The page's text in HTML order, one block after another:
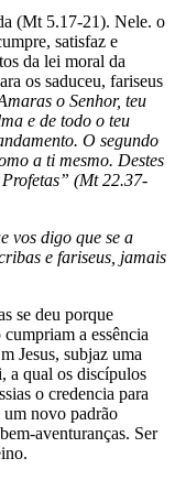
(Mt 5.17-21). Nele. o
satisfaz e
da lei moral da
os saduceu, fariseus
o Senhor, teu
e de todo o teu
O segundo
a ti mesmo. Destes
(Mt 22.37-
vos digo que se a
e fariseus, jamais
se deu porque
a essência
Jesus, subjaz uma
a qual os discípulos
o credencia para
um novo padrão
aventuranças. Ser